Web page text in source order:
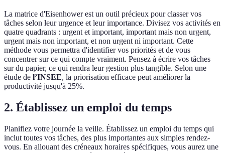
La matrice d'Eisenhower est un outil précieux pour classer vos
tâches selon leur urgence et leur importance. Divisez vos activités en
quatre quadrants : urgent et important, important mais non urgent,
urgent mais non important, et non urgent ni important. Cette
méthode vous permettra d'identifier vos priorités et de vous
concentrer sur ce qui compte vraiment. Pensez à écrire vos tâches
sur du papier, ce qui rendra leur gestion plus tangible. Selon une
étude de l’INSEE, la priorisation efficace peut améliorer la
productivité jusqu'à 25%.
2. Établissez un emploi du temps
Planifiez votre journée la veille. Établissez un emploi du temps qui
inclut toutes vos tâches, des plus importantes aux simples rendez-
vous. En allouant des créneaux horaires spécifiques, vous aurez une